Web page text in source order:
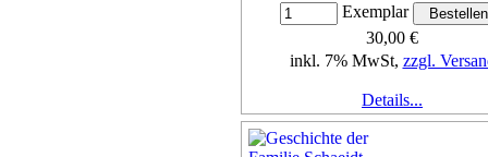
Exemplar
30,00 €
inkl. 7% MwSt, zzgl.
Details...